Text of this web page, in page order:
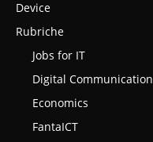
Device
Rubriche
Jobs for IT
Digital Communication
Economics
FantaICT